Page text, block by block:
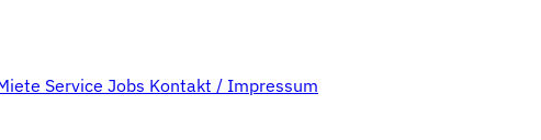
Service Jobs Kontakt / Impressum